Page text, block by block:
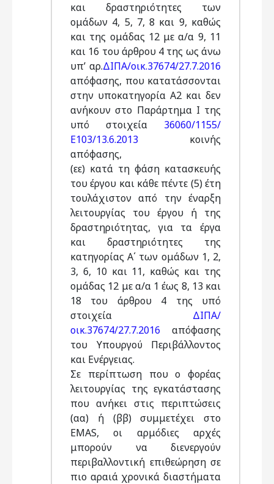
και δραστηριότητες των
ομάδων 4, 5, 7, 8 και 9, καθώς
και της ομάδας 12 με α/α 9, 11
και 16 του άρθρου 4 της ως άνω
υπ’ αρ.ΔΙΠΑ/οικ.37674/27.7.2016
απόφασης, που κατατάσσονται
στην υποκατηγορία Α2 και δεν
ανήκουν στο Παράρτημα I της
υπό στοιχεία 36060/1155/
Ε103/13.6.2013 κοινής
απόφασης,
(εε) κατά τη φάση κατασκευής
του έργου και κάθε πέντε (5) έτη
τουλάχιστον από την έναρξη
λειτουργίας του έργου ή της
δραστηριότητας, για τα έργα
και δραστηριότητες της
κατηγορίας Α΄ των ομάδων 1, 2,
3, 6, 10 και 11, καθώς και της
ομάδας 12 με α/α 1 έως 8, 13 και
18 του άρθρου 4 της υπό
στοιχεία ΔΙΠΑ/
οικ.37674/27.7.2016 απόφασης
του Υπουργού Περιβάλλοντος
και Ενέργειας.
Σε περίπτωση που ο φορέας
λειτουργίας της εγκατάστασης
που ανήκει στις περιπτώσεις
(αα) ή (ββ) συμμετέχει στο
EMAS, οι αρμόδιες αρχές
μπορούν να διενεργούν
περιβαλλοντική επιθεώρηση σε
πιο αραιά χρονικά διαστήματα